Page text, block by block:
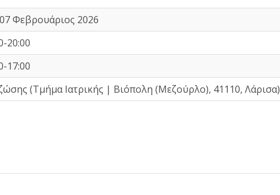
Φεβρουάριος 2026
20:00
17:00
(Τμήμα Ιατρικής | Βιόπολη (Μεζούρλο), 41110, Λάρισα)